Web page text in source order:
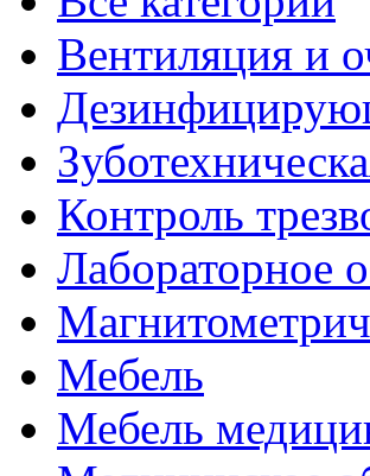
Вентиляция и
Контроль
Лабораторное
Мебель
Мебель